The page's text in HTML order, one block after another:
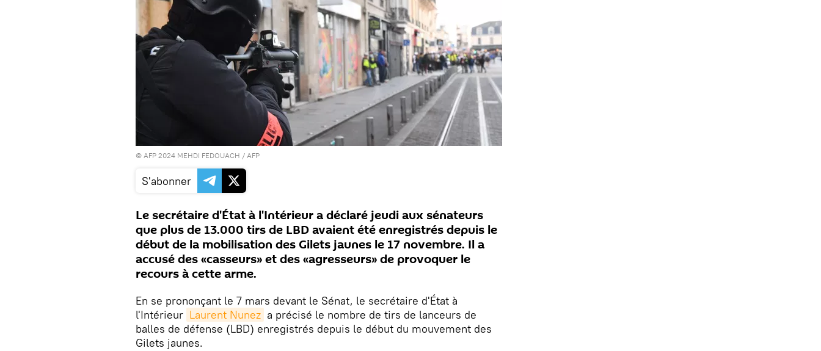
© AFP 2024 MEHDI FEDOUACH / AFP
S'abonner
Le secrétaire d'État à l'Intérieur a déclaré jeudi aux sénateurs
que plus de 13.000 tirs de LBD avaient été enregistrés depuis le
début de la mobilisation des Gilets jaunes le 17 novembre. Il a
accusé des «casseurs» et des «agresseurs» de provoquer le
recours à cette arme.
En se prononçant le 7 mars devant le Sénat, le secrétaire d'État à
l'Intérieur Laurent Nunez a précisé le nombre de tirs de lanceurs de
balles de défense (LBD) enregistrés depuis le début du mouvement des
Gilets jaunes.